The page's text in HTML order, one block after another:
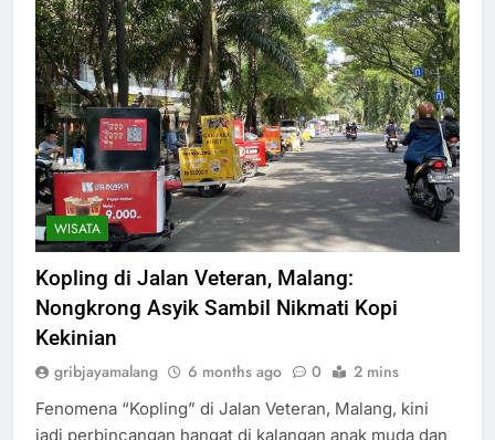
WISATA
Kopling di Jalan Veteran, Malang:
Nongkrong Asyik Sambil Nikmati Kopi
Kekinian
gribjayamalang 6 months ago 0 2 mins
Fenomena “Kopling” di Jalan Veteran, Malang, kini
jadi perbincangan hangat di kalangan anak muda dan